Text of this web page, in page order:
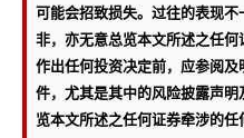
可能会招致损失。过往的表现
非，亦无意总览本文所述之任
作出任何投资决定前，应参阅
件，尤其是其中的风险披露声
览本文所述之任何证券牵涉的